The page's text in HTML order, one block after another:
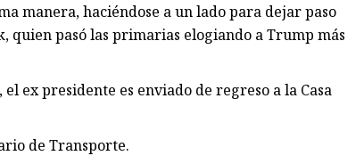
manera, haciéndose a un lado para dejar paso
quien pasó las primarias elogiando a Trump más
ex presidente es enviado de regreso a la Casa
de Transporte.